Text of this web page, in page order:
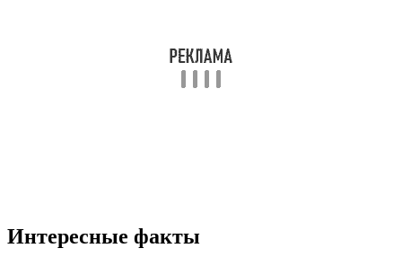
Интересные факты